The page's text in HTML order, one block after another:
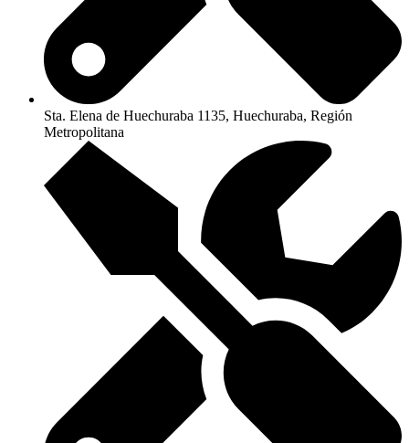
Sta. Elena de Huechuraba 1135, Huechuraba, Región
Metropolitana